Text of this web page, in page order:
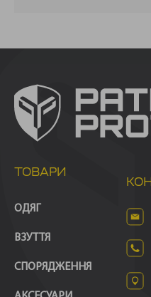
ТОВАРИ
ОДЯГ
ВЗУТТЯ
СПОРЯДЖЕННЯ